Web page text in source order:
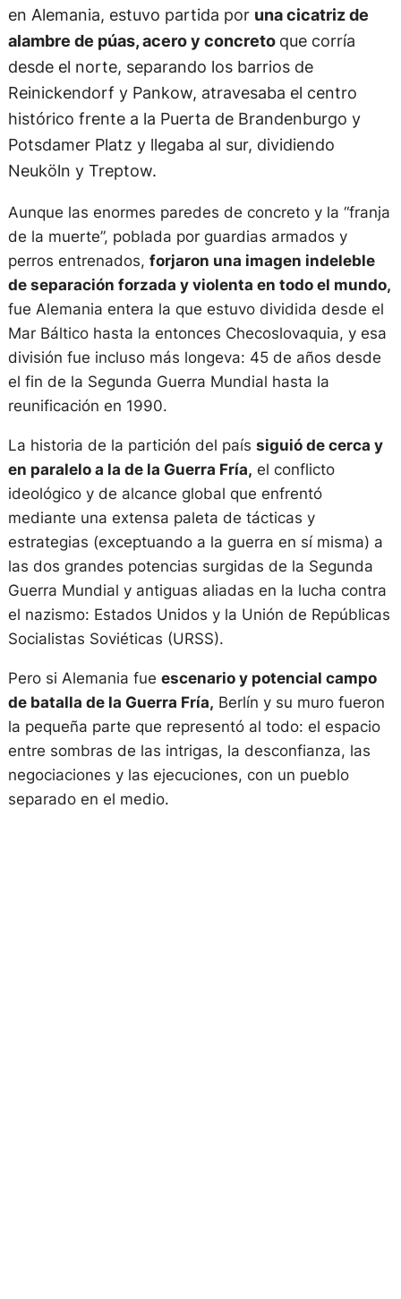
en Alemania, estuvo partida por una cicatriz de
alambre de púas, acero y concreto que corría
desde el norte, separando los barrios de
Reinickendorf y Pankow, atravesaba el centro
histórico frente a la Puerta de Brandenburgo y
Potsdamer Platz y llegaba al sur, dividiendo
Neuköln y Treptow.
Aunque las enormes paredes de concreto y la “franja
de la muerte”, poblada por guardias armados y
perros entrenados, forjaron una imagen indeleble
de separación forzada y violenta en todo el mundo,
fue Alemania entera la que estuvo dividida desde el
Mar Báltico hasta la entonces Checoslovaquia, y esa
división fue incluso más longeva: 45 de años desde
el fin de la Segunda Guerra Mundial hasta la
reunificación en 1990.
La historia de la partición del país siguió de cerca y
en paralelo a la de la Guerra Fría, el conflicto
ideológico y de alcance global que enfrentó
mediante una extensa paleta de tácticas y
estrategias (exceptuando a la guerra en sí misma) a
las dos grandes potencias surgidas de la Segunda
Guerra Mundial y antiguas aliadas en la lucha contra
el nazismo: Estados Unidos y la Unión de Repúblicas
Socialistas Soviéticas (URSS).
Pero si Alemania fue escenario y potencial campo
de batalla de la Guerra Fría, Berlín y su muro fueron
la pequeña parte que representó al todo: el espacio
entre sombras de las intrigas, la desconfianza, las
negociaciones y las ejecuciones, con un pueblo
separado en el medio.